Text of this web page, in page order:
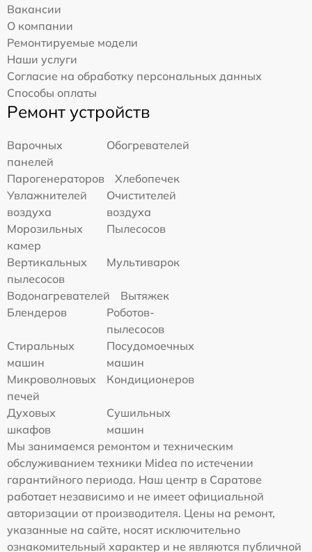
Вакансии
О компании
Ремонтируемые модели
Наши услуги
Согласие на обработку персональных данных
Способы оплаты
Ремонт устройств
Варочных
панелей
Обогревателей
Парогенераторов
Хлебопечек
Увлажнителей
воздуха
Очистителей
воздуха
Морозильных
камер
Пылесосов
Вертикальных
пылесосов
Мультиварок
Водонагревателей
Вытяжек
Блендеров
Роботов-
пылесосов
Стиральных
машин
Посудомоечных
машин
Микроволновых
печей
Кондиционеров
Духовых
шкафов
Сушильных
машин
Мы занимаемся ремонтом и техническим
обслуживанием техники Midea по истечении
гарантийного периода. Наш центр в Саратове
работает независимо и не имеет официальной
авторизации от производителя. Цены на ремонт,
указанные на сайте, носят исключительно
ознакомительный характер и не являются публичной